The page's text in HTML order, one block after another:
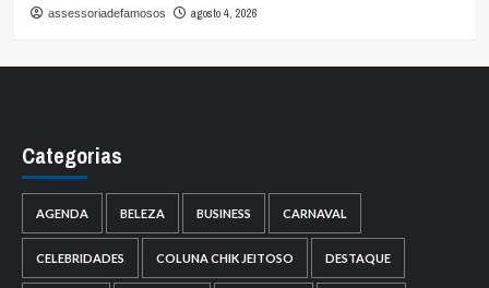
assessoriadefamosos agosto 4, 2026
Categorias
AGENDA BELEZA BUSINESS CARNAVAL
CELEBRIDADES COLUNA CHIK JEITOSO DESTAQUE